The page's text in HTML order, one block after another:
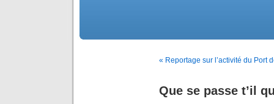
« Reportage sur l’activité du Port
Que se passe t’il